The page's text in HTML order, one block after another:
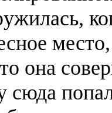
она
сюда